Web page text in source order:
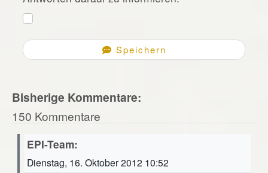
Speichern
Bisherige Kommentare:
150 Kommentare
EPI-Team:
Dienstag, 16. Oktober 2012 10:52